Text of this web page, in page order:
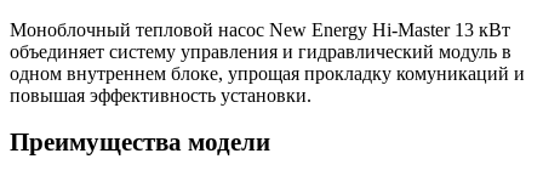
Моноблочный тепловой насос New Energy Hi-Master 13 кВт
объединяет систему управления и гидравлический модуль в
одном внутреннем блоке, упрощая прокладку комуникаций и
повышая эффективность установки.
Преимущества модели